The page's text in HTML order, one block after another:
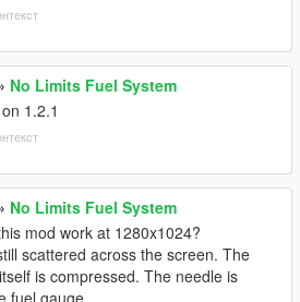
No Limits Fuel System
1.2.1
No Limits Fuel System
mod work at 1280x1024?
scattered across the screen. The
is compressed. The needle is
fuel gauge.